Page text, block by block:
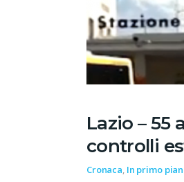
Lazio –
controlli
Cronaca, In primo